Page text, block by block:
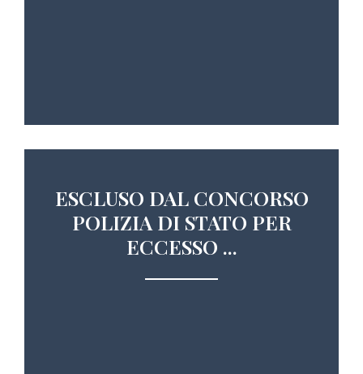
ESCLUSO DAL CONCORSO
POLIZIA DI STATO PER
ECCESSO ...